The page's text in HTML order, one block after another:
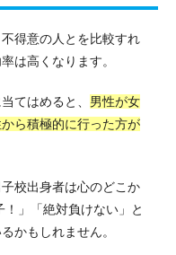
得意の人とを比較すれ
は高くなります。
てはめると、 男性が女
ら積極的に行った方が
校出身者は心のどこか
」「絶対負けない」と
かもしれません。